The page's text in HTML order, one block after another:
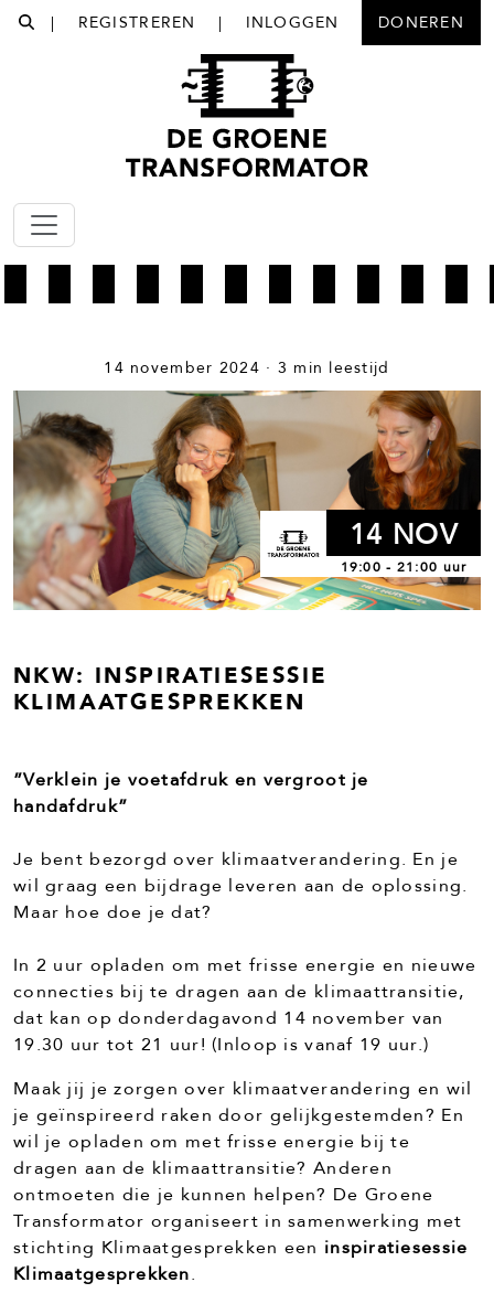
| REGISTREREN | INLOGGEN DONEREN
14 november 2024 · 3 min leestijd
14 NOV
19:00 - 21:00 uur
NKW: INSPIRATIESESSIE
KLIMAATGESPREKKEN
”Verklein je voetafdruk en vergroot je
handafdruk”
Je bent bezorgd over klimaatverandering. En je
wil graag een bijdrage leveren aan de oplossing.
Maar hoe doe je dat?
In 2 uur opladen om met frisse energie en nieuwe
connecties bij te dragen aan de klimaattransitie,
dat kan op donderdagavond 14 november van
19.30 uur tot 21 uur! (Inloop is vanaf 19 uur.)
Maak jij je zorgen over klimaatverandering en wil
je geïnspireerd raken door gelijkgestemden? En
wil je opladen om met frisse energie bij te
dragen aan de klimaattransitie? Anderen
ontmoeten die je kunnen helpen? De Groene
Transformator organiseert in samenwerking met
stichting Klimaatgesprekken een inspiratiesessie
Klimaatgesprekken.